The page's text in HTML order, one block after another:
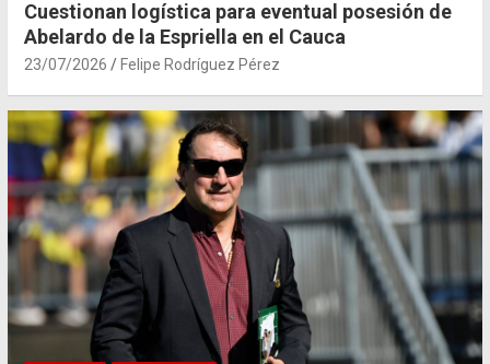
Cuestionan logística para eventual posesión de
Abelardo de la Espriella en el Cauca
23/07/2026 Felipe Rodríguez Pérez